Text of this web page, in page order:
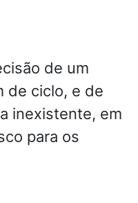
de um
de ciclo, e de
inexistente, em
para os